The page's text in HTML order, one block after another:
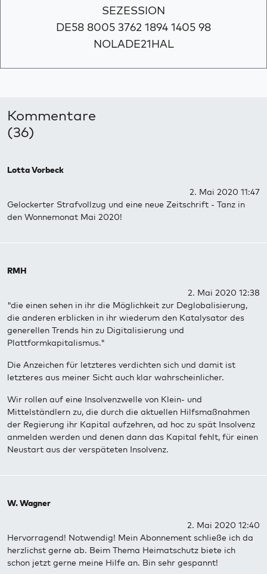
SEZESSION
DE58 8005 3762 1894 1405 98
NOLADE21HAL
Kommentare
(36)
Lotta Vorbeck
2. Mai 2020 11:47
Gelockerter Strafvollzug und eine neue Zeitschrift - Tanz in
den Wonnemonat Mai 2020!
RMH
2. Mai 2020 12:38
"die einen sehen in ihr die Möglichkeit zur Deglobalisierung,
die anderen erblicken in ihr wiederum den Katalysator des
generellen Trends hin zu Digitalisierung und
Plattformkapitalismus."
Die Anzeichen für letzteres verdichten sich und damit ist
letzteres aus meiner Sicht auch klar wahrscheinlicher.
Wir rollen auf eine Insolvenzwelle von Klein- und
Mittelständlern zu, die durch die aktuellen Hilfsmaßnahmen
der Regierung ihr Kapital aufzehren, ad hoc zu spät Insolvenz
anmelden werden und denen dann das Kapital fehlt, für einen
Neustart aus der verspäteten Insolvenz.
W. Wagner
2. Mai 2020 12:40
Hervorragend! Notwendig! Mein Abonnement schließe ich da
herzlichst gerne ab. Beim Thema Heimatschutz biete ich
schon jetzt gerne meine Hilfe an. Bin sehr gespannt!